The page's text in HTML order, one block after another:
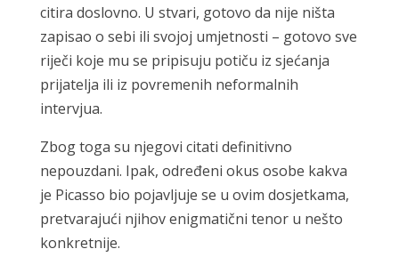
citira doslovno. U stvari, gotovo da nije ništa
zapisao o sebi ili svojoj umjetnosti – gotovo sve
riječi koje mu se pripisuju potiču iz sjećanja
prijatelja ili iz povremenih neformalnih
intervjua.
Zbog toga su njegovi citati definitivno
nepouzdani. Ipak, određeni okus osobe kakva
je Picasso bio pojavljuje se u ovim dosjetkama,
pretvarajući njihov enigmatični tenor u nešto
konkretnije.